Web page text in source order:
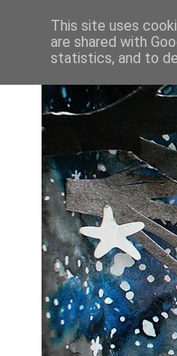
This site uses
are shared with
statistics, and to